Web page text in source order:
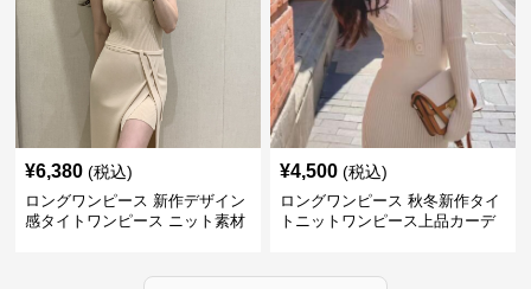
¥6,380 (税込)
ロングワンピース 新作デザイン
感タイトワンピース ニット素材
¥4,500 (税込)
ロングワンピース 秋冬新作タイ
トニットワンピース上品カーデ